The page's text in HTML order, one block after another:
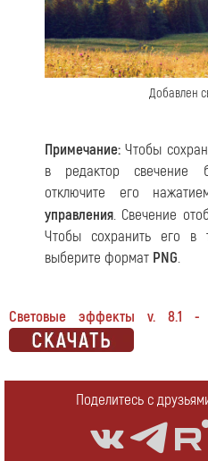
Добавлен
Примечание: Чтобы
в редактор свечение
отключите его
управления. Свечение
Чтобы сохранить его в
выберите формат PNG.
Световые эффекты v. 8.1 -
Поделитесь с